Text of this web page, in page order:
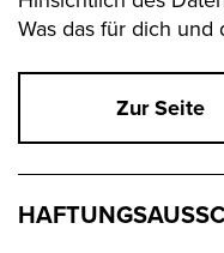
Was das für dich
Zur Seite